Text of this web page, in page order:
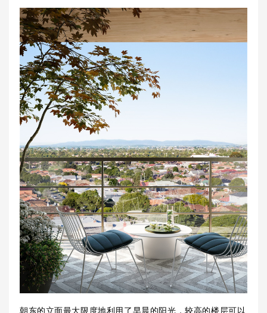
朝东的立面最大限度地利用了早晨的阳光，较高的楼层可以